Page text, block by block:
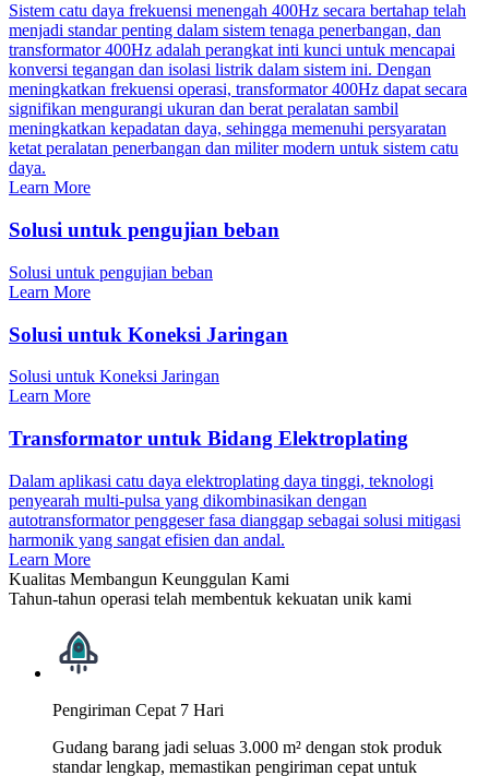
Sistem catu daya frekuensi menengah 400Hz secara bertahap telah
menjadi standar penting dalam sistem tenaga penerbangan, dan
transformator 400Hz adalah perangkat inti kunci untuk mencapai
konversi tegangan dan isolasi listrik dalam sistem ini. Dengan
meningkatkan frekuensi operasi, transformator 400Hz dapat secara
signifikan mengurangi ukuran dan berat peralatan sambil
meningkatkan kepadatan daya, sehingga memenuhi persyaratan
ketat peralatan penerbangan dan militer modern untuk sistem catu
daya.
Learn More
Solusi untuk pengujian beban
Solusi untuk pengujian beban
Learn More
Solusi untuk Koneksi Jaringan
Solusi untuk Koneksi Jaringan
Learn More
Transformator untuk Bidang Elektroplating
Dalam aplikasi catu daya elektroplating daya tinggi, teknologi
penyearah multi-pulsa yang dikombinasikan dengan
autotransformator penggeser fasa dianggap sebagai solusi mitigasi
harmonik yang sangat efisien dan andal.
Learn More
Kualitas Membangun Keunggulan Kami
Tahun-tahun operasi telah membentuk kekuatan unik kami
Pengiriman Cepat 7 Hari
Gudang barang jadi seluas 3.000 m² dengan stok produk
standar lengkap, memastikan pengiriman cepat untuk